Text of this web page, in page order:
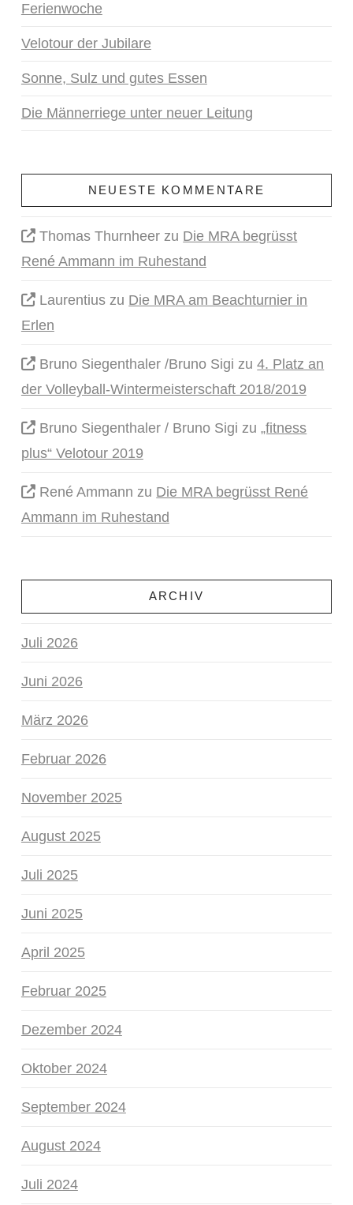
Ferienwoche
Velotour der Jubilare
Sonne, Sulz und gutes Essen
Die Männerriege unter neuer Leitung
NEUESTE KOMMENTARE
Thomas Thurnheer zu Die MRA begrüsst
René Ammann im Ruhestand
Laurentius zu Die MRA am Beachturnier in
Erlen
Bruno Siegenthaler /Bruno Sigi zu4. Platz an
der Volleyball-Wintermeisterschaft 2018/2019
Bruno Siegenthaler / Bruno Sigi zu„fitness
plus“ Velotour 2019
René Ammann zu Die MRA begrüsst René
Ammann im Ruhestand
ARCHIV
Juli 2026
Juni 2026
März 2026
Februar 2026
November 2025
August 2025
Juli 2025
Juni 2025
April 2025
Februar 2025
Dezember 2024
Oktober 2024
September 2024
August 2024
Juli 2024